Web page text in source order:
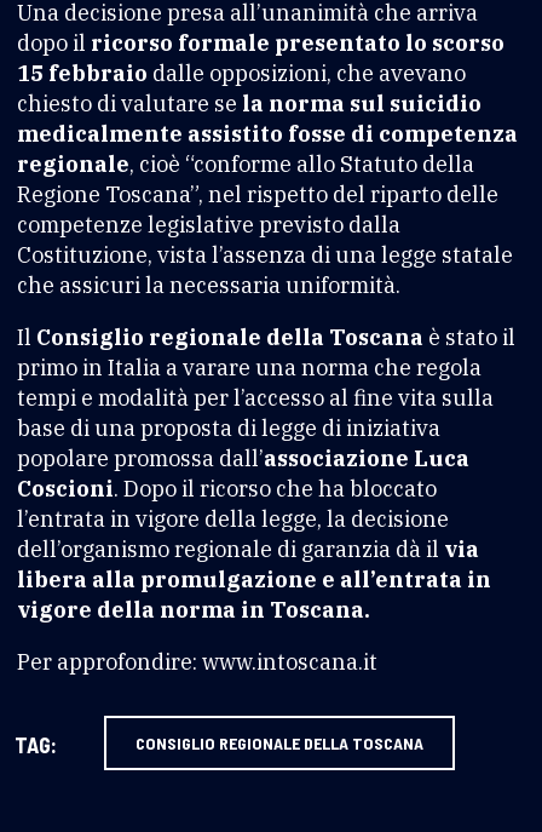
Una decisione presa all’unanimità che arriva
dopo il ricorso formale presentato lo scorso
15 febbraio dalle opposizioni, che avevano
chiesto di valutare se la norma sul suicidio
medicalmente assistito fosse di competenza
regionale, cioè “conforme allo Statuto della
Regione Toscana”, nel rispetto del riparto delle
competenze legislative previsto dalla
Costituzione, vista l’assenza di una legge statale
che assicuri la necessaria uniformità.
Il Consiglio regionale della Toscana è stato il
primo in Italia a varare una norma che regola
tempi e modalità per l’accesso al fine vita sulla
base di una proposta di legge di iniziativa
popolare promossa dall’associazione Luca
Coscioni. Dopo il ricorso che ha bloccato
l’entrata in vigore della legge, la decisione
dell’organismo regionale di garanzia dà il via
libera alla promulgazione e all’entrata in
vigore della norma in Toscana.
Per approfondire: www.intoscana.it
TAG: CONSIGLIO REGIONALE DELLA TOSCANA